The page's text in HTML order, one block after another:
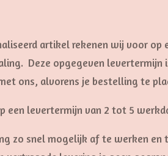
artikel rekenen wij voor
Deze opgegeven levertermijn
ons, alvorens je bestelling te
een levertermijn van 2 tot 5
zo snel mogelijk af te werken en